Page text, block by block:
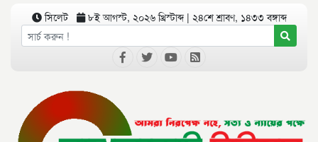
সিলেট ৮ই আগস্ট, ২০২৬ খ্রিস্টাব্দ | ২৪শে শ্রাবণ, ১৪৩৩ বঙ্গাব্দ